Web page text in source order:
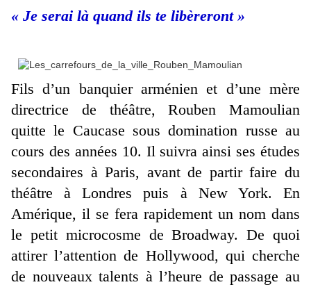
« Je serai là quand ils te libèreront »
Fils d’un banquier arménien et d’une mère
directrice de théâtre, Rouben Mamoulian
quitte le Caucase sous domination russe au
cours des années 10. Il suivra ainsi ses études
secondaires à Paris, avant de partir faire du
théâtre à Londres puis à New York. En
Amérique, il se fera rapidement un nom dans
le petit microcosme de Broadway. De quoi
attirer l’attention de Hollywood, qui cherche
de nouveaux talents à l’heure de passage au